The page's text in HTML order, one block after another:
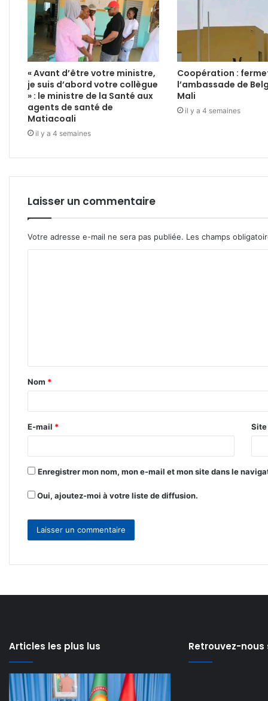
« Avant d’être votre ministre,
je suis d’abord votre collègue
» : le ministre de la Santé aux
agents de santé de
Matiacoali
il y a 4 semaines
Coopération :
l’ambassade de
Mali
il y a 4 semaines
Laisser un commentaire
Votre adresse e-mail ne sera pas publiée. Les champs
t
a
e
*
Nom *
E-mail *
Enregistrer mon nom, mon e-mail et mon site dans le
Oui, ajoutez-moi à votre liste de diffusion.
Articles les plus lus
Avis
de
il y a 7 heures
Retrouvez-nous